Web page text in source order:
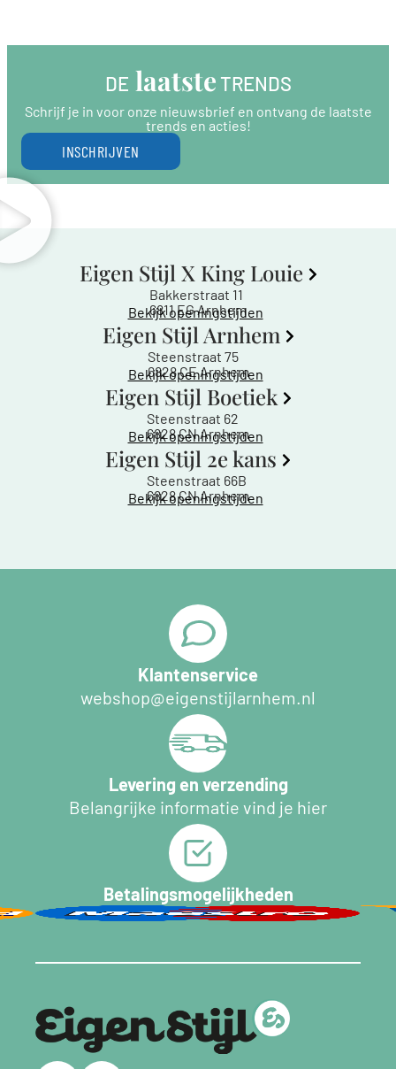
DE laatste TRENDS
Schrijf je in voor onze nieuwsbrief en ontvang de laatste
trends en acties!
INSCHRIJVEN
Eigen Stijl X King Louie
Bakkerstraat 11
6811 EG Arnhem
Bekijk openingstijden
Eigen Stijl Arnhem
Steenstraat 75
6828 CE Arnhem
Bekijk openingstijden
Eigen Stijl Boetiek
Steenstraat 62
6828 CN Arnhem
Bekijk openingstijden
Eigen Stijl 2e kans
Steenstraat 66B
6828 CN Arnhem
Bekijk openingstijden
Klantenservice
webshop@eigenstijlarnhem.nl
Levering en verzending
Belangrijke informatie vind je hier
Betalingsmogelijkheden